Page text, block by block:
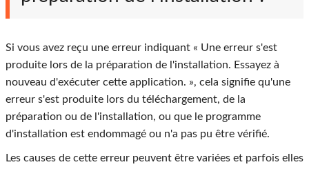
Si vous avez reçu une erreur indiquant « Une erreur s'est
produite lors de la préparation de l'installation. Essayez à
nouveau d'exécuter cette application. », cela signifie qu'une
erreur s'est produite lors du téléchargement, de la
préparation ou de l'installation, ou que le programme
d'installation est endommagé ou n'a pas pu être vérifié.
Les causes de cette erreur peuvent être variées et parfois elles